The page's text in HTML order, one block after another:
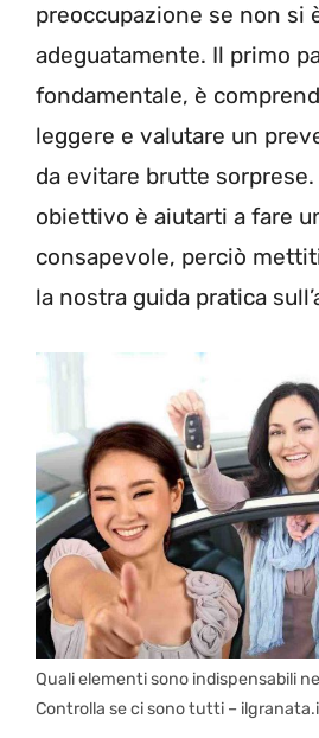
preoccupazione se non si
adeguatamente. Il primo
fondamentale, è
leggere e valutare un
da evitare brutte
obiettivo è aiutarti a fare
consapevole, perciò
la nostra guida pratica
Quali elementi sono indispensabili
Controlla se ci sono tutti –